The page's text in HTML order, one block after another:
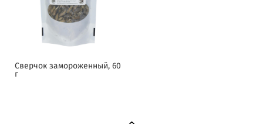
Сверчок замороженный, 60
г